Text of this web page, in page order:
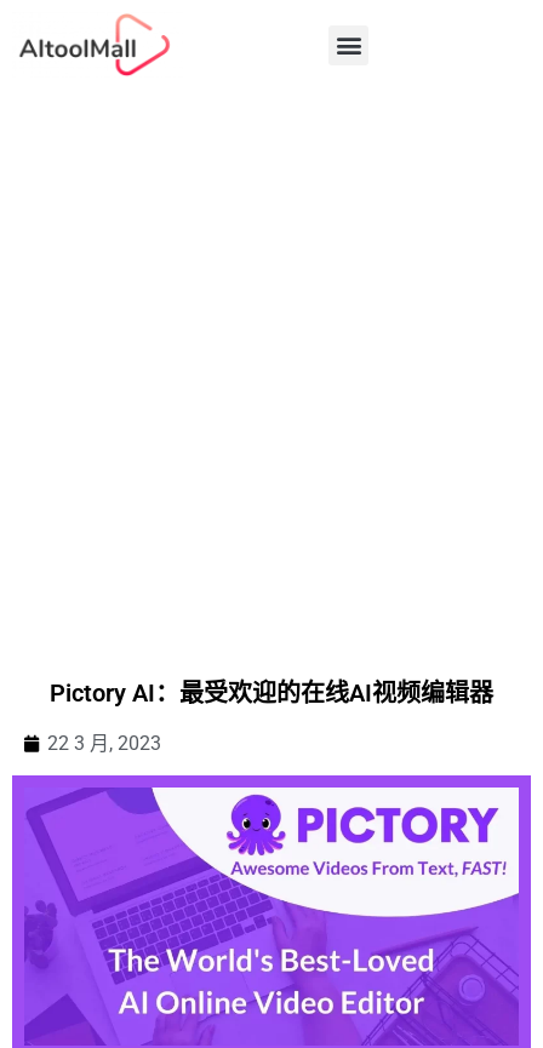
Pictory AI：最受欢迎的在线AI视频编辑器
22 3 月, 2023